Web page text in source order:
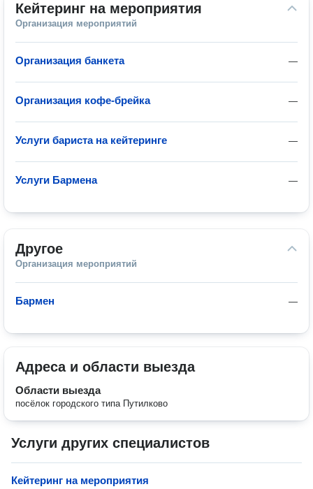
Кейтеринг на мероприятия
Организация мероприятий
—
Организация банкета
—
Организация кофе-брейка
—
Услуги бариста на кейтеринге
—
Услуги Бармена
Другое
Организация мероприятий
—
Бармен
Адреса и области выезда
Области выезда
посёлок городского типа Путилково
Услуги других специалистов
Кейтеринг на мероприятия